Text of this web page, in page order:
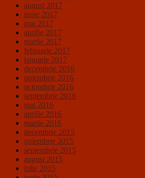
august 2017
iunie 2017
mai 2017
aprilie 2017
martie 2017
februarie 2017
ianuarie 2017
decembrie 2016
noiembrie 2016
octombrie 2016
septembrie 2016
mai 2016
aprilie 2016
martie 2016
decembrie 2015
noiembrie 2015
septembrie 2015
august 2015
iulie 2015